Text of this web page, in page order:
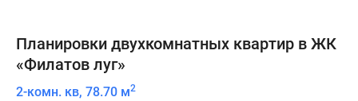
Планировки двухкомнатных квартир в ЖК
«Филатов луг»
2-комн. кв, 78.70 м2